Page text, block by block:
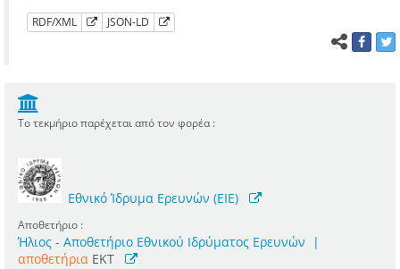
RDF/XML JSON-LD
Το τεκμήριο παρέχεται από τον φορέα :
Εθνικό Ίδρυμα Ερευνών (ΕΙΕ)
Αποθετήριο :
Ήλιος - Αποθετήριο Εθνικού Ιδρύματος Ερευνών
|
αποθετήρια EKT